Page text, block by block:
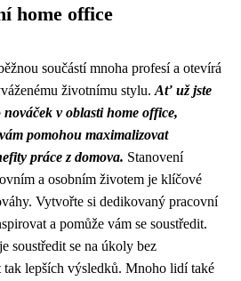
home office
součástí mnoha profesí a otevírá
životnímu stylu. Ať už jste
v oblasti home office,
pomohou maximalizovat
práce z domova. Stanovení
a osobním životem je klíčové
Vytvořte si dedikovaný pracovní
a pomůže vám se soustředit.
soustředit se na úkoly bez
tak lepších výsledků. Mnoho lidí také